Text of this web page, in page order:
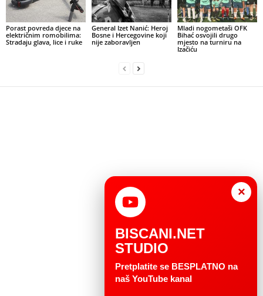
Porast povreda djece na
električnim romobilima:
Stradaju glava, lice i ruke
General Izet Nanić: Heroj
Bosne i Hercegovine koji
nije zaboravljen
Mladi nogometaši OFK
Bihać osvojili drugo
mjesto na turniru na
Izačiću
×
BISCANI.NET
STUDIO
Pretplatite se BESPLATNO na
naš YouTube kanal